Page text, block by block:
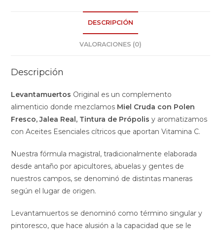
DESCRIPCIÓN
VALORACIONES (0)
Descripción
Levantamuertos Original es un complemento
alimenticio donde mezclamos Miel Cruda con Polen
Fresco, Jalea Real, Tintura de Própolis y aromatizamos
con Aceites Esenciales cítricos que aportan Vitamina C.
Nuestra fórmula magistral, tradicionalmente elaborada
desde antaño por apicultores, abuelas y gentes de
nuestros campos, se denominó de distintas maneras
según el lugar de origen.
Levantamuertos se denominó como término singular y
pintoresco, que hace alusión a la capacidad que se le